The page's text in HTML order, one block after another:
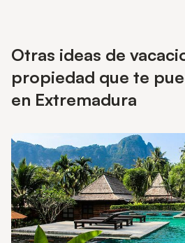
Otras ideas de
propiedad que te
en Extremadura